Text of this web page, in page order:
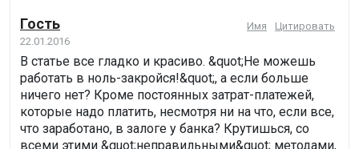
Гость
22.01.2016
Имя Цитировать
В статье все гладко и красиво. &quot;Не можешь
работать в ноль-закройся!&quot;, а если больше
ничего нет? Кроме постоянных затрат-платежей,
которые надо платить, несмотря ни на что, если все,
что заработано, в залоге у банка? Крутишься, со
всеми этими &quot;неправильными&quot; методами,